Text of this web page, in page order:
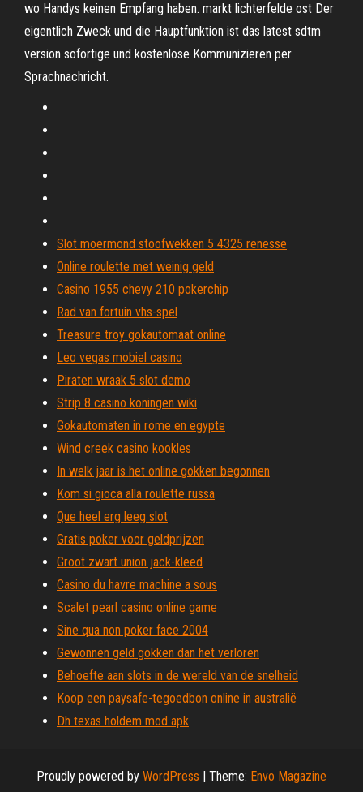
wo Handys keinen Empfang haben. markt lichterfelde ost Der
eigentlich Zweck und die Hauptfunktion ist das latest sdtm
version sofortige und kostenlose Kommunizieren per
Sprachnachricht.
Slot moermond stoofwekken 5 4325 renesse
Online roulette met weinig geld
Casino 1955 chevy 210 pokerchip
Rad van fortuin vhs-spel
Treasure troy gokautomaat online
Leo vegas mobiel casino
Piraten wraak 5 slot demo
Strip 8 casino koningen wiki
Gokautomaten in rome en egypte
Wind creek casino kookles
In welk jaar is het online gokken begonnen
Kom si gioca alla roulette russa
Que heel erg leeg slot
Gratis poker voor geldprijzen
Groot zwart union jack-kleed
Casino du havre machine a sous
Scalet pearl casino online game
Sine qua non poker face 2004
Gewonnen geld gokken dan het verloren
Behoefte aan slots in de wereld van de snelheid
Koop een paysafe-tegoedbon online in australië
Dh texas holdem mod apk
Proudly powered by WordPress | Theme: Envo Magazine